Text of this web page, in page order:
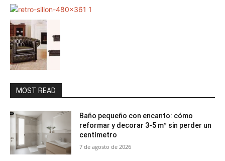
MOST READ
Baño pequeño con encanto: cómo
reformar y decorar 3-5 m² sin perder un
centímetro
7 de agosto de 2026